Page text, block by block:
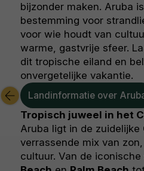
bijzonder maken. Aruba
bestemming voor
voor wie houdt van
warme, gastvrije sfeer.
dit tropische eiland en
onvergetelijke vakantie.
Landinformatie over
Tropisch juweel in het
Aruba ligt in de zuidelijke
verrassende mix van
cultuur. Van de